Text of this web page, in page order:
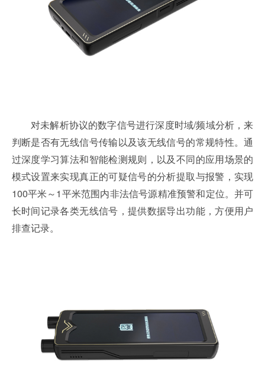
对未解析协议的数字信号进行深度时域/频域分析，来
判断是否有无线信号传输以及该无线信号的常规特性。通
过深度学习算法和智能检测规则，以及不同的应用场景的
模式设置来实现真正的可疑信号的分析提取与报警，实现
100平米～1平米范围内非法信号源精准预警和定位。并可
长时间记录各类无线信号，提供数据导出功能，方便用户
排查记录。